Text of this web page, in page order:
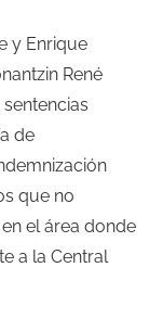
y Enrique
René
de
que no
el área donde
a la Central